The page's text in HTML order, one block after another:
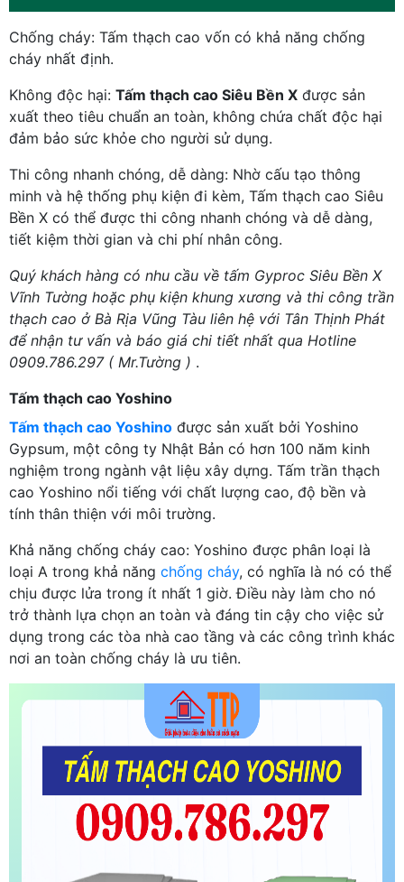
Chống cháy: Tấm thạch cao vốn có khả năng chống
cháy nhất định.
Không độc hại: Tấm thạch cao Siêu Bền X được sản
xuất theo tiêu chuẩn an toàn, không chứa chất độc hại
đảm bảo sức khỏe cho người sử dụng.
Thi công nhanh chóng, dễ dàng: Nhờ cấu tạo thông
minh và hệ thống phụ kiện đi kèm, Tấm thạch cao Siêu
Bền X có thể được thi công nhanh chóng và dễ dàng,
tiết kiệm thời gian và chi phí nhân công.
Quý khách hàng có nhu cầu về tấm Gyproc Siêu Bền X
Vĩnh Tường hoặc phụ kiện khung xương và thi công trần
thạch cao ở Bà Rịa Vũng Tàu liên hệ với Tân Thịnh Phát
để nhận tư vấn và báo giá chi tiết nhất qua Hotline
0909.786.297 ( Mr.Tường ) .
Tấm thạch cao Yoshino
Tấm thạch cao Yoshino được sản xuất bởi Yoshino
Gypsum, một công ty Nhật Bản có hơn 100 năm kinh
nghiệm trong ngành vật liệu xây dựng. Tấm trần thạch
cao Yoshino nổi tiếng với chất lượng cao, độ bền và
tính thân thiện với môi trường.
Khả năng chống cháy cao: Yoshino được phân loại là
loại A trong khả năng chống cháy, có nghĩa là nó có thể
chịu được lửa trong ít nhất 1 giờ. Điều này làm cho nó
trở thành lựa chọn an toàn và đáng tin cậy cho việc sử
dụng trong các tòa nhà cao tầng và các công trình khác
nơi an toàn chống cháy là ưu tiên.